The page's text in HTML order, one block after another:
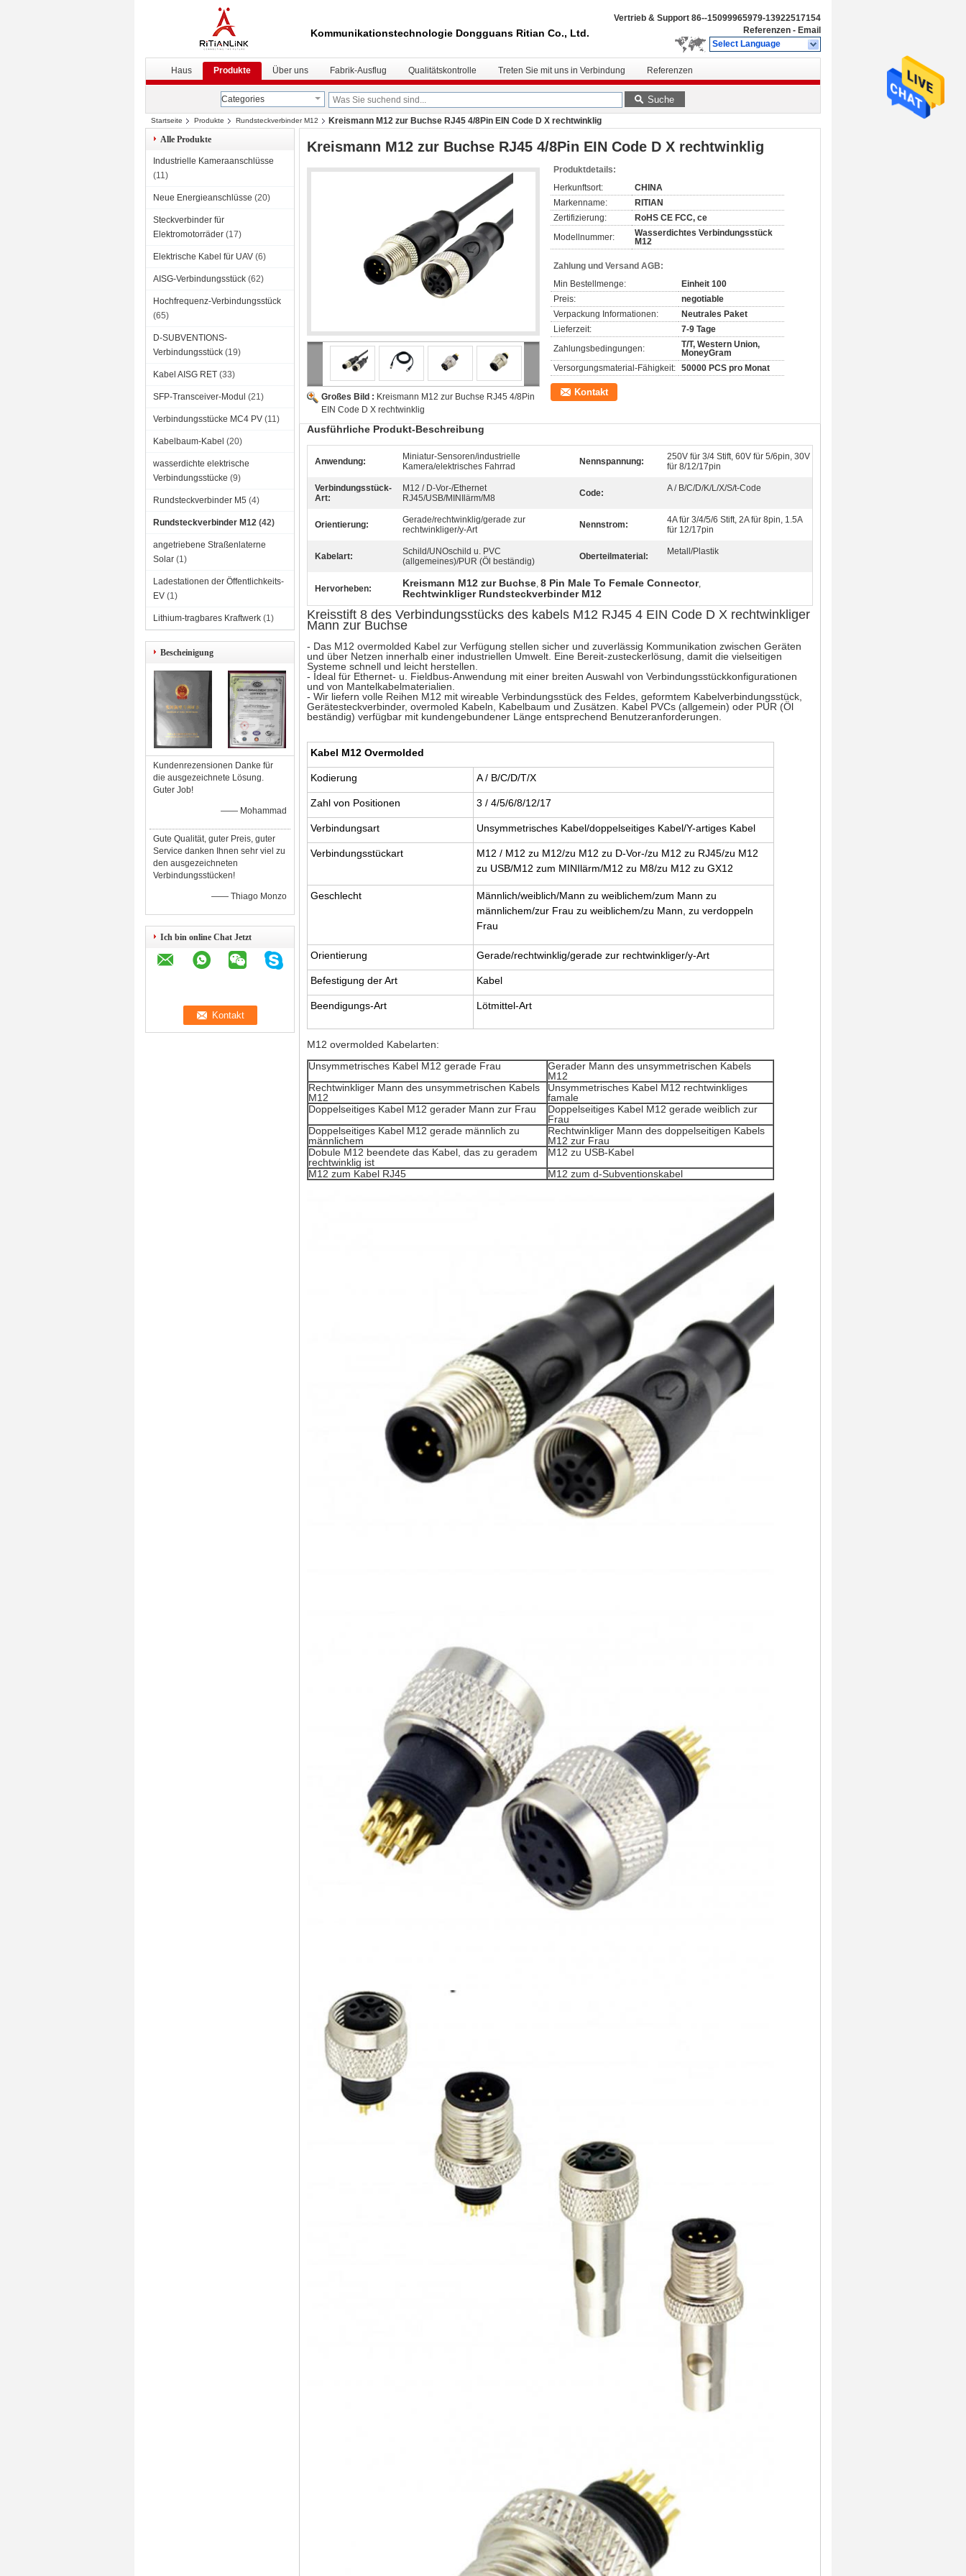
Kommunikationstechnologie Dongguans Ritian Co., Ltd.
Vertrieb & Support 86--15099965979-13922517154
Referenzen - Email
Select Language
Haus Produkte Über uns Fabrik-Ausflug Qualitätskontrolle Treten Sie mit uns in Verbindung Referenzen
Categories Suche
Startseite Produkte Rundsteckverbinder M12
Kreismann M12 zur Buchse RJ45 4/8Pin EIN Code D X rechtwinklig
Alle Produkte
Industrielle Kameraanschlüsse
(11)
Neue Energieanschlüsse (20)
Steckverbinder für
Elektromotorräder (17)
Elektrische Kabel für UAV (6)
AISG-Verbindungsstück (62)
Hochfrequenz-Verbindungsstück
(65)
D-SUBVENTIONS-
Verbindungsstück (19)
Kabel AISG RET (33)
SFP-Transceiver-Modul (21)
Verbindungsstücke MC4 PV (11)
Kabelbaum-Kabel (20)
wasserdichte elektrische
Verbindungsstücke (9)
Rundsteckverbinder M5 (4)
Rundsteckverbinder M12 (42)
angetriebene Straßenlaterne
Solar (1)
Ladestationen der Öffentlichkeits-
EV (1)
Lithium-tragbares Kraftwerk (1)
Bescheinigung
Kundenrezensionen Danke für
die ausgezeichnete Lösung.
Guter Job!
—— Mohammad
Gute Qualität, guter Preis, guter
Service danken Ihnen sehr viel zu
den ausgezeichneten
Verbindungsstücken!
—— Thiago Monzo
Ich bin online Chat Jetzt
Kreismann M12 zur Buchse RJ45 4/8Pin EIN Code D X rechtwinklig
Großes Bild : Kreismann M12 zur Buchse RJ45 4/8Pin
EIN Code D X rechtwinklig
Produktdetails:
Herkunftsort:
CHINA
Markenname:
RITIAN
Zertifizierung:
RoHS CE FCC, ce
Modellnummer:
Wasserdichtes Verbindungsstück
M12
Zahlung und Versand AGB:
Min Bestellmenge:
Einheit 100
Preis:
negotiable
Verpackung Informationen:
Neutrales Paket
Lieferzeit:
7-9 Tage
Zahlungsbedingungen:
T/T, Western Union,
MoneyGram
Versorgungsmaterial-Fähigkeit: 50000 PCS pro Monat
Kontakt
Ausführliche Produkt-Beschreibung
Anwendung:
Miniatur-Sensoren/industrielle
Kamera/elektrisches Fahrrad
Nennspannung:
250V für 3/4 Stift, 60V für 5/6pin, 30V
für 8/12/17pin
Verbindungsstück-
Art:
M12 / D-Vor-/Ethernet
RJ45/USB/MINIlärm/M8
Code: A / B/C/D/K/L/X/S/t-Code
Orientierung:
Gerade/rechtwinklig/gerade zur
rechtwinkliger/y-Art
Nennstrom:
4A für 3/4/5/6 Stift, 2A für 8pin, 1.5A
für 12/17pin
Kabelart:
Schild/UNOschild u. PVC
(allgemeines)/PUR (Öl beständig)
Oberteilmaterial: Metall/Plastik
Hervorheben: Kreismann M12 zur Buchse, 8 Pin Male To Female Connector,
Rechtwinkliger Rundsteckverbinder M12
Kreisstift 8 des Verbindungsstücks des kabels M12 RJ45 4 EIN Code D X rechtwinkliger
Mann zur Buchse
- Das M12 overmolded Kabel zur Verfügung stellen sicher und zuverlässig Kommunikation zwischen Geräten
und über Netzen innerhalb einer industriellen Umwelt. Eine Bereit-zusteckerlösung, damit die vielseitigen
Systeme schnell und leicht herstellen.
- Ideal für Ethernet- u. Fieldbus-Anwendung mit einer breiten Auswahl von Verbindungsstückkonfigurationen
und von Mantelkabelmaterialien.
- Wir liefern volle Reihen M12 mit wireable Verbindungsstück des Feldes, geformtem Kabelverbindungsstück,
Gerätesteckverbinder, overmoled Kabeln, Kabelbaum und Zusätzen. Kabel PVCs (allgemein) oder PUR (Öl
beständig) verfügbar mit kundengebundener Länge entsprechend Benutzeranforderungen.
Kabel M12 Overmolded
Kodierung A / B/C/D/T/X
Zahl von Positionen 3 / 4/5/6/8/12/17
Verbindungsart Unsymmetrisches Kabel/doppelseitiges Kabel/Y-artiges Kabel
Verbindungsstückart
M12 / M12 zu M12/zu M12 zu D-Vor-/zu M12 zu RJ45/zu M12
zu USB/M12 zum MINIlärm/M12 zu M8/zu M12 zu GX12
Geschlecht
Männlich/weiblich/Mann zu weiblichem/zum Mann zu
männlichem/zur Frau zu weiblichem/zu Mann, zu verdoppeln
Frau
Orientierung Gerade/rechtwinklig/gerade zur rechtwinkliger/y-Art
Befestigung der Art Kabel
Beendigungs-Art Lötmittel-Art
M12 overmolded Kabelarten:
Unsymmetrisches Kabel M12 gerade Frau
Gerader Mann des unsymmetrischen Kabels
M12
Rechtwinkliger Mann des unsymmetrischen Kabels
M12
Unsymmetrisches Kabel M12 rechtwinkliges
famale
Doppelseitiges Kabel M12 gerader Mann zur Frau
Doppelseitiges Kabel M12 gerade weiblich zur
Frau
Doppelseitiges Kabel M12 gerade männlich zu
männlichem
Rechtwinkliger Mann des doppelseitigen Kabels
M12 zur Frau
Dobule M12 beendete das Kabel, das zu geradem
rechtwinklig ist
M12 zu USB-Kabel
M12 zum Kabel RJ45
M12 zum d-Subventionskabel